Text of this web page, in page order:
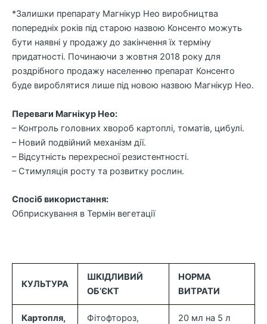
*Залишки препарату Магнікур Нео виробництва
попередніх років під старою назвою Консенто можуть
бути наявні у продажу до закінчення їх терміну
придатності. Починаючи з жовтня 2018 року для
роздрібного продажу населенню препарат Консенто
буде вироблятися лише під новою назвою Магнікур Нео.
Переваги Магнікур Нео:
– Контроль головних хвороб картоплі, томатів, цибулі.
– Новий подвійний механізм дії.
– Відсутність перехресної резистентності.
– Стимуляція росту та розвитку рослин.
Спосіб використання:
Обприскування в Термін вегетації
КУЛЬТУРА
ШКІДЛИВИЙ
ОБ’ЄКТ
НОРМА
ВИТРАТИ
Картопля,
Фітофтороз,
20 мл на 5 л